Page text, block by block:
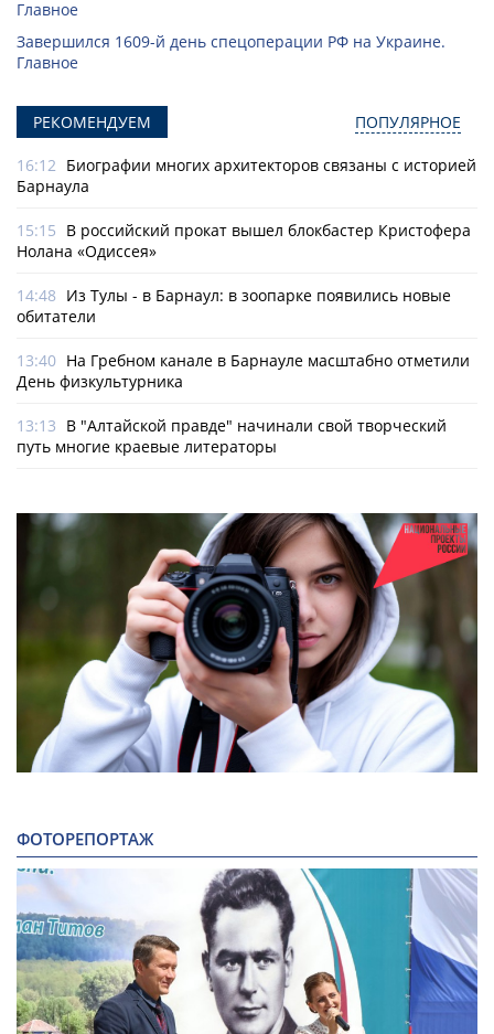
Главное
Завершился 1609-й день спецоперации РФ на Украине.
Главное
РЕКОМЕНДУЕМ ПОПУЛЯРНОЕ
16:12 Биографии многих архитекторов связаны с историей
Барнаула
15:15 В российский прокат вышел блокбастер Кристофера
Нолана «Одиссея»
14:48 Из Тулы - в Барнаул: в зоопарке появились новые
обитатели
13:40 На Гребном канале в Барнауле масштабно отметили
День физкультурника
13:13 В "Алтайской правде" начинали свой творческий
путь многие краевые литераторы
ФОТОРЕПОРТАЖ